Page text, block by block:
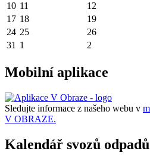
10 11 12
17 18 19
24 25 26
31 1 2
Mobilní aplikace
Sledujte informace z našeho webu v
V OBRAZE.
Kalendář svozů odpadů